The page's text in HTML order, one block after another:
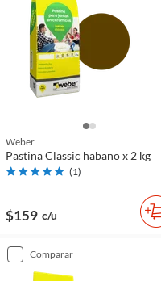
Weber
Pastina Classic habano x 2 kg
(1)
$159 c/u
comparar